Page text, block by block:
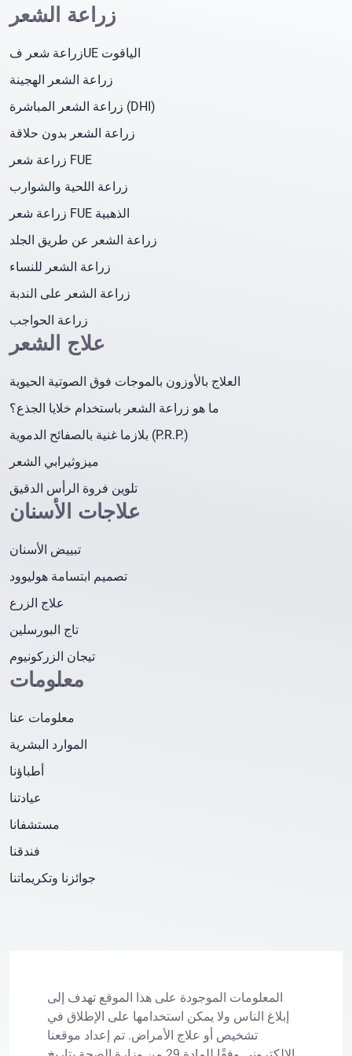
زراعة الشعر
زراعة شعر فUE الياقوت
زراعة الشعر الهجينة
زراعة الشعر المباشرة (DHI)
زراعة الشعر بدون حلاقة
زراعة شعر FUE
زراعة اللحية والشوارب
زراعة شعر FUE الذهبية
زراعة الشعر عن طريق الجلد
زراعة الشعر للنساء
زراعة الشعر على الندبة
زراعة الحواجب
علاج الشعر
العلاج بالأوزون بالموجات فوق الصوتية الحيوية
ما هو زراعة الشعر باستخدام خلايا الجذع؟
بلازما غنية بالصفائح الدموية (P.R.P.)
ميزوثيرابي الشعر
تلوين فروة الرأس الدقيق
علاجات الأسنان
تبييض الأسنان
تصميم ابتسامة هوليوود
علاج الزرع
تاج البورسلين
تيجان الزركونيوم
معلومات
معلومات عنا
الموارد البشرية
أطباؤنا
عيادتنا
مستشفانا
فندقنا
جوائزنا وتكريماتنا
المعلومات الموجودة على هذا الموقع تهدف إلى
إبلاغ الناس ولا يمكن استخدامها على الإطلاق في
تشخيص أو علاج الأمراض. تم إعداد موقعنا